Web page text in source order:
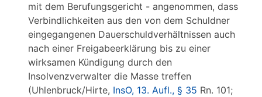
mit dem Berufungsgericht - angenommen, dass
Verbindlichkeiten aus den von dem Schuldner
eingegangenen Dauerschuldverhältnissen auch
nach einer Freigabeerklärung bis zu einer
wirksamen Kündigung durch den
Insolvenzverwalter die Masse treffen
(Uhlenbruck/Hirte, InsO, 13. Aufl., § 35 Rn. 101;